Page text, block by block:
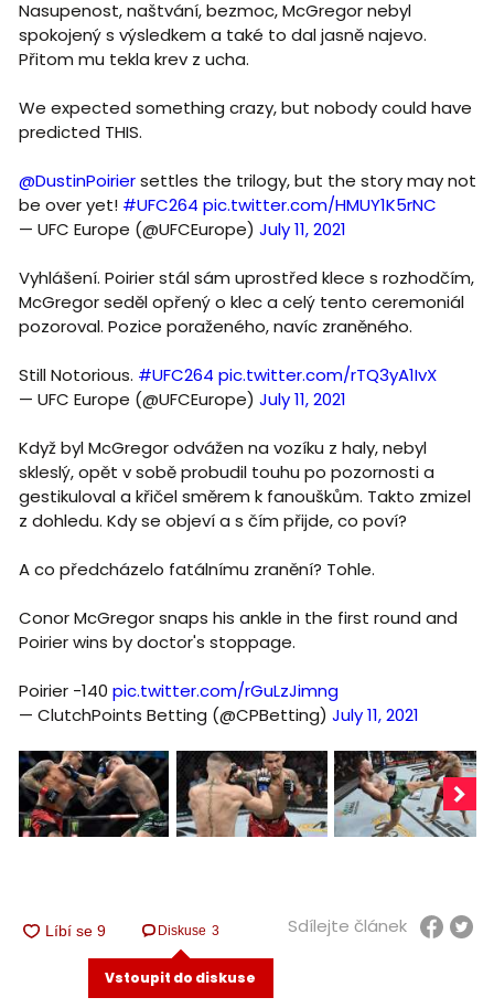
Nasupenost, naštvání, bezmoc, McGregor nebyl
spokojený s výsledkem a také to dal jasně najevo.
Přitom mu tekla krev z ucha.
We expected something crazy, but nobody could have
predicted THIS.
@DustinPoiriersettles the trilogy, but the story may not
be over yet! #UFC264 pic.twitter.com/HMUY1K5rNC
— UFC Europe (@UFCEurope) July 11, 2021
Vyhlášení. Poirier stál sám uprostřed klece s rozhodčím,
McGregor seděl opřený o klec a celý tento ceremoniál
pozoroval. Pozice poraženého, navíc zraněného.
Still Notorious. #UFC264 pic.twitter.com/rTQ3yA1IvX
— UFC Europe (@UFCEurope) July 11, 2021
Když byl McGregor odvážen na vozíku z haly, nebyl
skleslý, opět v sobě probudil touhu po pozornosti a
gestikuloval a křičel směrem k fanouškům. Takto zmizel
z dohledu. Kdy se objeví a s čím přijde, co poví?
A co předcházelo fatálnímu zranění? Tohle.
Conor McGregor snaps his ankle in the first round and
Poirier wins by doctor's stoppage.
Poirier -140 pic.twitter.com/rGuLzJimng
— ClutchPoints Betting (@CPBetting) July 11, 2021
Diskuse 3
Vstoupit do diskuse
Sdílejte článek